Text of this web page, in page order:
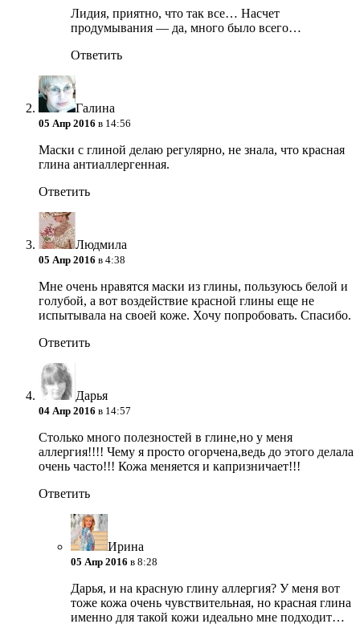
Лидия, приятно, что так все… Насчет
продумывания — да, много было всего…
Ответить
Галина
05 Апр 2016 в 14:56
Маски с глиной делаю регулярно, не знала, что красная
глина антиаллергенная.
Ответить
Людмила
05 Апр 2016 в 4:38
Мне очень нравятся маски из глины, пользуюсь белой и
голубой, а вот воздействие красной глины еще не
испытывала на своей коже. Хочу попробовать. Спасибо.
Ответить
Дарья
04 Апр 2016 в 14:57
Столько много полезностей в глине,но у меня
аллергия!!!! Чему я просто огорчена,ведь до этого делала
очень часто!!! Кожа меняется и капризничает!!!
Ответить
Ирина
05 Апр 2016 в 8:28
Дарья, и на красную глину аллергия? У меня вот
тоже кожа очень чувствительная, но красная глина
именно для такой кожи идеально мне подходит…